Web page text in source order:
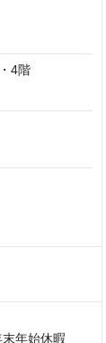
4階
年始休暇